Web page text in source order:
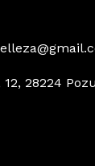
12, 28224